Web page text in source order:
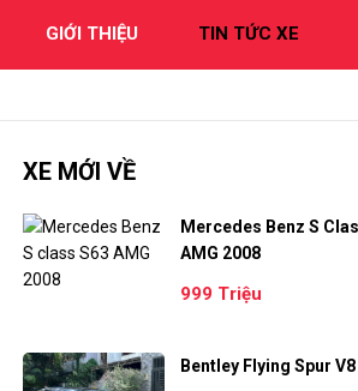
GIỚI THIỆU TIN TỨC XE
XE MỚI VỀ
Mercedes Benz S
AMG 2008
999 Triệu
Bentley Flying Spur